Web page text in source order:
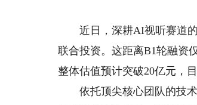
近日，深耕AI视听赛道的
联合投资。这距离B1轮融资
整体估值预计突破20亿元，
依托顶尖核心团队的技术